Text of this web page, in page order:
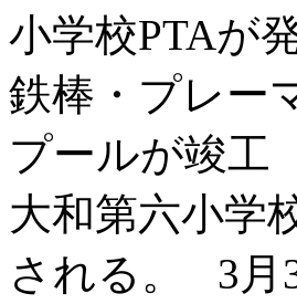
小学校PTAが
鉄棒・プレー
プールが竣工
大和第六小学
される。 3月